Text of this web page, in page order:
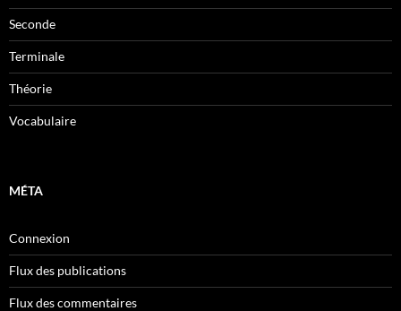
Seconde
Terminale
Théorie
Vocabulaire
MÉTA
Connexion
Flux des publications
Flux des commentaires